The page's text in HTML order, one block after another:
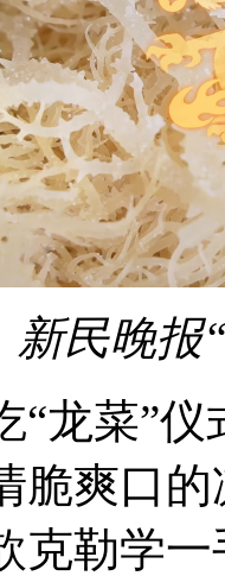
新民晚报
菜”仪
脆爽口
克勒学